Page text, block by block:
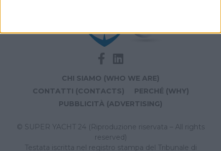
CHI SIAMO (WHO WE ARE)
CONTATTI (CONTACTS)
PERCHÉ (WHY)
PUBBLICITÀ (ADVERTISING)
© SUPER YACHT 24 (Riproduzione riservata – All rights
reserved)
Testata iscritta nel registro stampa del Tribunale di